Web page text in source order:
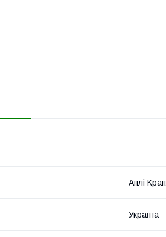
Аплі
Україна